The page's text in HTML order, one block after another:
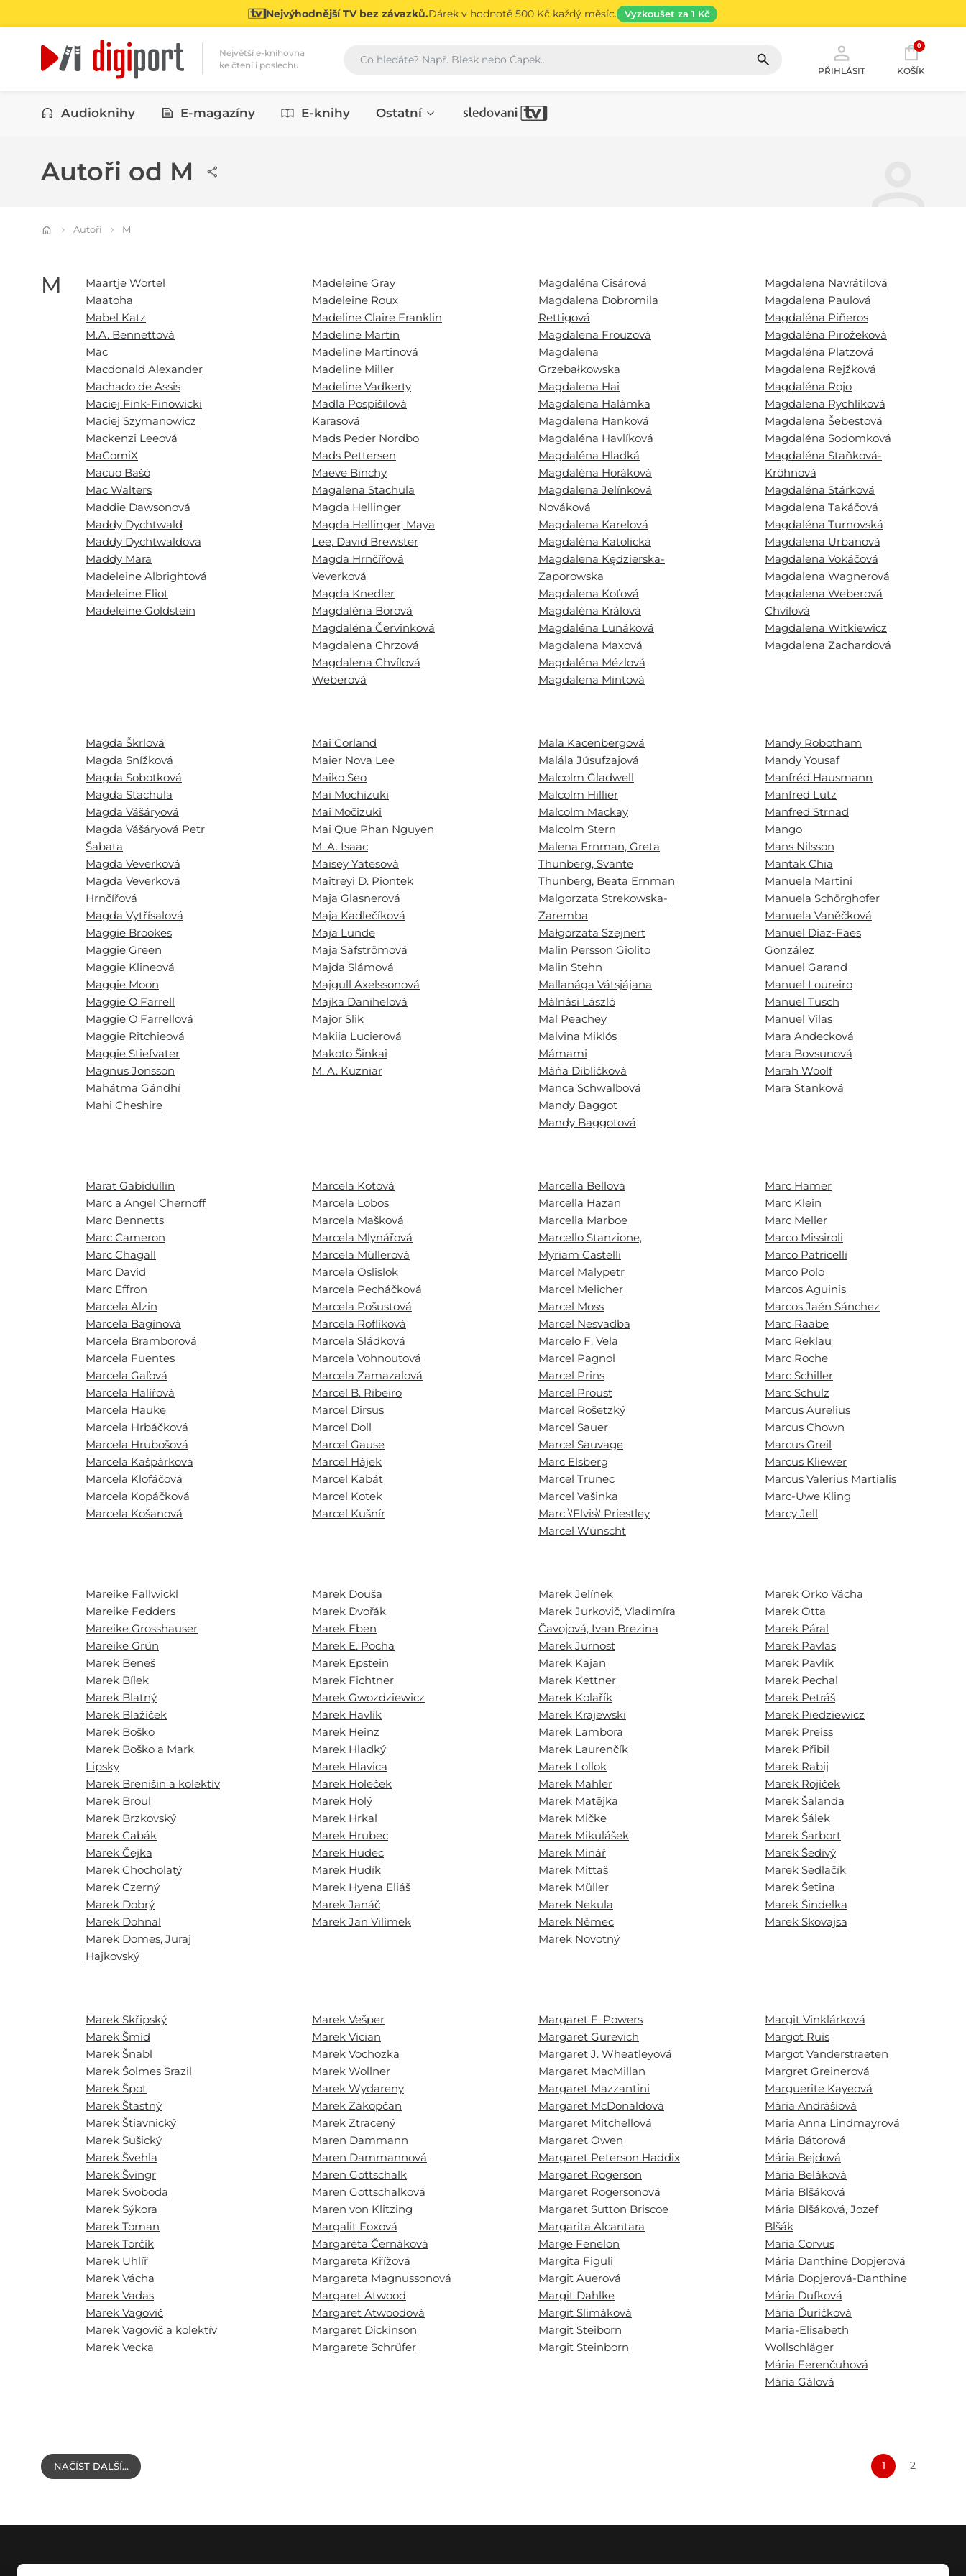
Nejvýhodnější TV bez závazků.Dárek v hodnotě 500 Kč každý měsíc. Vyzkoušet za 1 Kč
Největší e-knihovna
ke čtení i poslechu
Vyhledávání
PŘIHLÁSIT
0
KOŠÍK
Kategorie
Audioknihy E-magazíny E-knihy Ostatní
Autoři od M
Autoři M
M
Maartje Wortel
Maatoha
Mabel Katz
M.A. Bennettová
Mac
Macdonald Alexander
Machado de Assis
Maciej Fink-Finowicki
Maciej Szymanowicz
Mackenzi Leeová
MaComiX
Macuo Bašó
Mac Walters
Maddie Dawsonová
Maddy Dychtwald
Maddy Dychtwaldová
Maddy Mara
Madeleine Albrightová
Madeleine Eliot
Madeleine Goldstein
Madeleine Gray
Madeleine Roux
Madeline Claire Franklin
Madeline Martin
Madeline Martinová
Madeline Miller
Madeline Vadkerty
Madla Pospíšilová
Karasová
Mads Peder Nordbo
Mads Pettersen
Maeve Binchy
Magalena Stachula
Magda Hellinger
Magda Hellinger, Maya
Lee, David Brewster
Magda Hrnčířová
Veverková
Magda Knedler
Magdaléna Borová
Magdaléna Červinková
Magdalena Chrzová
Magdalena Chvílová
Weberová
Magdaléna Cisárová
Magdalena Dobromila
Rettigová
Magdalena Frouzová
Magdalena
Grzebałkowska
Magdalena Hai
Magdalena Halámka
Magdalena Hanková
Magdaléna Havlíková
Magdaléna Hladká
Magdaléna Horáková
Magdalena Jelínková
Nováková
Magdalena Karelová
Magdaléna Katolická
Magdalena Kędzierska-
Zaporowska
Magdalena Koťová
Magdaléna Králová
Magdaléna Lunáková
Magdalena Maxová
Magdaléna Mézlová
Magdalena Mintová
Magdalena Navrátilová
Magdalena Paulová
Magdaléna Piñeros
Magdaléna Pirožeková
Magdaléna Platzová
Magdalena Rejžková
Magdaléna Rojo
Magdalena Rychlíková
Magdalena Šebestová
Magdaléna Sodomková
Magdaléna Staňková-
Kröhnová
Magdaléna Stárková
Magdalena Takáčová
Magdaléna Turnovská
Magdalena Urbanová
Magdalena Vokáčová
Magdalena Wagnerová
Magdalena Weberová
Chvílová
Magdalena Witkiewicz
Magdalena Zachardová
Magda Škrlová
Magda Snížková
Magda Sobotková
Magda Stachula
Magda Vášáryová
Magda Vášáryová Petr
Šabata
Magda Veverková
Magda Veverková
Hrnčířová
Magda Vytřísalová
Maggie Brookes
Maggie Green
Maggie Klineová
Maggie Moon
Maggie O'Farrell
Maggie O'Farrellová
Maggie Ritchieová
Maggie Stiefvater
Magnus Jonsson
Mahátma Gándhí
Mahi Cheshire
Mai Corland
Maier Nova Lee
Maiko Seo
Mai Mochizuki
Mai Močizuki
Mai Que Phan Nguyen
M. A. Isaac
Maisey Yatesová
Maitreyi D. Piontek
Maja Glasnerová
Maja Kadlečíková
Maja Lunde
Maja Säfströmová
Majda Slámová
Majgull Axelssonová
Majka Danihelová
Major Slik
Makiia Lucierová
Makoto Šinkai
M. A. Kuzniar
Mala Kacenbergová
Malála Júsufzajová
Malcolm Gladwell
Malcolm Hillier
Malcolm Mackay
Malcolm Stern
Malena Ernman, Greta
Thunberg, Svante
Thunberg, Beata Ernman
Malgorzata Strekowska-
Zaremba
Małgorzata Szejnert
Malin Persson Giolito
Malin Stehn
Mallanága Vátsjájana
Málnási László
Mal Peachey
Malvina Miklós
Mámami
Máňa Diblíčková
Manca Schwalbová
Mandy Baggot
Mandy Baggotová
Mandy Robotham
Mandy Yousaf
Manfréd Hausmann
Manfred Lütz
Manfred Strnad
Mango
Mans Nilsson
Mantak Chia
Manuela Martini
Manuela Schörghofer
Manuela Vaněčková
Manuel Díaz-Faes
González
Manuel Garand
Manuel Loureiro
Manuel Tusch
Manuel Vilas
Mara Andecková
Mara Bovsunová
Marah Woolf
Mara Stanková
Marat Gabidullin
Marc a Angel Chernoff
Marc Bennetts
Marc Cameron
Marc Chagall
Marc David
Marc Effron
Marcela Alzin
Marcela Bagínová
Marcela Bramborová
Marcela Fuentes
Marcela Gaľová
Marcela Halířová
Marcela Hauke
Marcela Hrbáčková
Marcela Hrubošová
Marcela Kašpárková
Marcela Klofáčová
Marcela Kopáčková
Marcela Košanová
Marcela Kotová
Marcela Lobos
Marcela Mašková
Marcela Mlynářová
Marcela Müllerová
Marcela Oslislok
Marcela Pecháčková
Marcela Pošustová
Marcela Roflíková
Marcela Sládková
Marcela Vohnoutová
Marcela Zamazalová
Marcel B. Ribeiro
Marcel Dirsus
Marcel Doll
Marcel Gause
Marcel Hájek
Marcel Kabát
Marcel Kotek
Marcel Kušnír
Marcella Bellová
Marcella Hazan
Marcella Marboe
Marcello Stanzione,
Myriam Castelli
Marcel Malypetr
Marcel Melicher
Marcel Moss
Marcel Nesvadba
Marcelo F. Vela
Marcel Pagnol
Marcel Prins
Marcel Proust
Marcel Rošetzký
Marcel Sauer
Marcel Sauvage
Marc Elsberg
Marcel Trunec
Marcel Vašinka
Marc \'Elvis\' Priestley
Marcel Wünscht
Marc Hamer
Marc Klein
Marc Meller
Marco Missiroli
Marco Patricelli
Marco Polo
Marcos Aguinis
Marcos Jaén Sánchez
Marc Raabe
Marc Reklau
Marc Roche
Marc Schiller
Marc Schulz
Marcus Aurelius
Marcus Chown
Marcus Greil
Marcus Kliewer
Marcus Valerius Martialis
Marc-Uwe Kling
Marcy Jell
Mareike Fallwickl
Mareike Fedders
Mareike Grosshauser
Mareike Grün
Marek Beneš
Marek Bílek
Marek Blatný
Marek Blažíček
Marek Boško
Marek Boško a Mark
Lipsky
Marek Brenišin a kolektív
Marek Broul
Marek Brzkovský
Marek Cabák
Marek Čejka
Marek Chocholatý
Marek Czerný
Marek Dobrý
Marek Dohnal
Marek Domes, Juraj
Hajkovský
Marek Douša
Marek Dvořák
Marek Eben
Marek E. Pocha
Marek Epstein
Marek Fichtner
Marek Gwozdziewicz
Marek Havlík
Marek Heinz
Marek Hladký
Marek Hlavica
Marek Holeček
Marek Holý
Marek Hrkal
Marek Hrubec
Marek Hudec
Marek Hudík
Marek Hyena Eliáš
Marek Janáč
Marek Jan Vilímek
Marek Jelínek
Marek Jurkovič, Vladimíra
Čavojová, Ivan Brezina
Marek Jurnost
Marek Kajan
Marek Kettner
Marek Kolařík
Marek Krajewski
Marek Lambora
Marek Laurenčík
Marek Lollok
Marek Mahler
Marek Matějka
Marek Mičke
Marek Mikulášek
Marek Minář
Marek Mittaš
Marek Müller
Marek Nekula
Marek Němec
Marek Novotný
Marek Orko Vácha
Marek Otta
Marek Páral
Marek Pavlas
Marek Pavlík
Marek Pechal
Marek Petráš
Marek Piedziewicz
Marek Preiss
Marek Přibil
Marek Rabij
Marek Rojíček
Marek Šalanda
Marek Šálek
Marek Šarbort
Marek Šedivý
Marek Sedlačík
Marek Šetina
Marek Šindelka
Marek Skovajsa
Marek Skřipský
Marek Šmíd
Marek Šnabl
Marek Šolmes Srazil
Marek Špot
Marek Šťastný
Marek Štiavnický
Marek Sušický
Marek Švehla
Marek Švingr
Marek Svoboda
Marek Sýkora
Marek Toman
Marek Torčík
Marek Uhlíř
Marek Vácha
Marek Vadas
Marek Vagovič
Marek Vagovič a kolektív
Marek Vecka
Marek Vešper
Marek Vician
Marek Vochozka
Marek Wollner
Marek Wydareny
Marek Zákopčan
Marek Ztracený
Maren Dammann
Maren Dammannová
Maren Gottschalk
Maren Gottschalková
Maren von Klitzing
Margalit Foxová
Margaréta Černáková
Margareta Křížová
Margareta Magnussonová
Margaret Atwood
Margaret Atwoodová
Margaret Dickinson
Margarete Schrüfer
Margaret F. Powers
Margaret Gurevich
Margaret J. Wheatleyová
Margaret MacMillan
Margaret Mazzantini
Margaret McDonaldová
Margaret Mitchellová
Margaret Owen
Margaret Peterson Haddix
Margaret Rogerson
Margaret Rogersonová
Margaret Sutton Briscoe
Margarita Alcantara
Marge Fenelon
Margita Figuli
Margit Auerová
Margit Dahlke
Margit Slimáková
Margit Steiborn
Margit Steinborn
Margit Vinklárková
Margot Ruis
Margot Vanderstraeten
Margret Greinerová
Marguerite Kayeová
Mária Andrášiová
Maria Anna Lindmayrová
Mária Bátorová
Mária Bejdová
Mária Beláková
Mária Blšáková
Mária Blšáková, Jozef
Blšák
Maria Corvus
Mária Danthine Dopjerová
Mária Dopjerová-Danthine
Mária Dufková
Mária Ďuríčková
Maria-Elisabeth
Wollschläger
Mária Ferenčuhová
Mária Gálová
NAČÍST DALŠÍ… 1 2